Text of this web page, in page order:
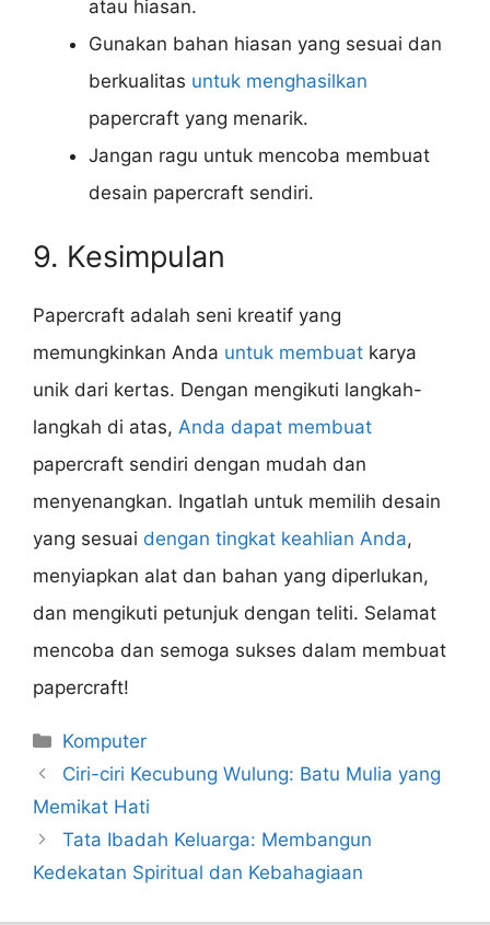
atau hiasan.
Gunakan bahan hiasan yang sesuai dan
berkualitas untuk menghasilkan
papercraft yang menarik.
Jangan ragu untuk mencoba membuat
desain papercraft sendiri.
9. Kesimpulan
Papercraft adalah seni kreatif yang
memungkinkan Anda untuk membuat karya
unik dari kertas. Dengan mengikuti langkah-
langkah di atas, Anda dapat membuat
papercraft sendiri dengan mudah dan
menyenangkan. Ingatlah untuk memilih desain
yang sesuai dengan tingkat keahlian Anda,
menyiapkan alat dan bahan yang diperlukan,
dan mengikuti petunjuk dengan teliti. Selamat
mencoba dan semoga sukses dalam membuat
papercraft!
Categories
Komputer
Ciri-ciri Kecubung Wulung: Batu Mulia yang
Memikat Hati
Tata Ibadah Keluarga: Membangun
Kedekatan Spiritual dan Kebahagiaan